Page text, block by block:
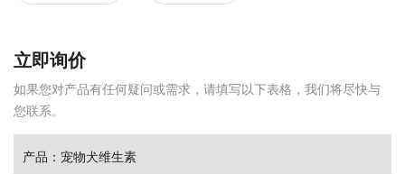
立即询价
如果您对产品有任何疑问或需求，请填写以下表格，我们将尽快与
您联系。